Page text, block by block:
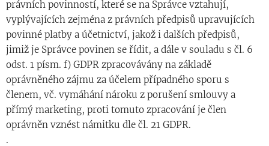
právních povinností, které se na Správce vztahují,
vyplývajících zejména z právních předpisů upravujících
povinné platby a účetnictví, jakož i dalších předpisů,
jimiž je Správce povinen se řídit, a dále v souladu s čl. 6
odst. 1 písm. f) GDPR zpracovávány na základě
oprávněného zájmu za účelem případného sporu s
členem, vč. vymáhání nároku z porušení smlouvy a
přímý marketing, proti tomuto zpracování je člen
oprávněn vznést námitku dle čl. 21 GDPR.
.